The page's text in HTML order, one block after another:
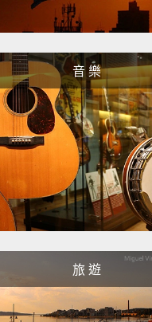
One of
out in
the
最棒的吃
廣場中
It's a
great
really
not a
of
音 樂
旅 遊